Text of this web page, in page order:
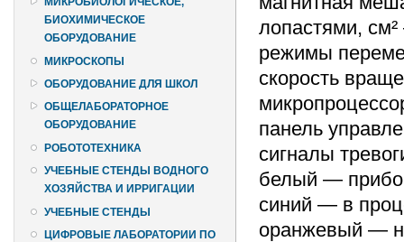
БИОХИМИЧЕСКОЕ
ОБОРУДОВАНИЕ
МИКРОСКОПЫ
ОБОРУДОВАНИЕ ДЛЯ ШКОЛ
ОБЩЕЛАБОРАТОРНОЕ
ОБОРУДОВАНИЕ
РОБОТОТЕХНИКА
УЧЕБНЫЕ СТЕНДЫ ВОДНОГО
ХОЗЯЙСТВА И ИРРИГАЦИИ
УЧЕБНЫЕ СТЕНДЫ
ЦИФРОВЫЕ ЛАБОРАТОРИИ ПО
лопастями,
режимы
скорость
панель
сигналы
белый —
синий — в
оранжевый —